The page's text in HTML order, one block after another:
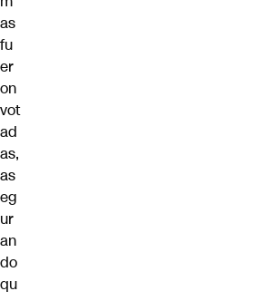
as
fu
er
on
vot
ad
as,
as
eg
ur
an
do
qu